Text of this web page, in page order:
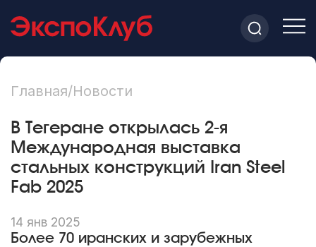
Главная/Новости
В Тегеране открылась 2-я
Международная выставка
стальных конструкций Iran Steel
Fab 2025
14 янв 2025
Более 70 иранских и зарубежных